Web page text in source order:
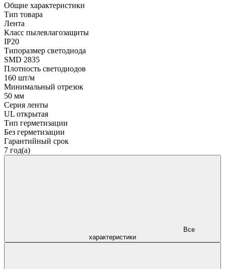
Общие характеристики
Тип товара
Лента
Класс пылевлагозащиты
IP20
Типоразмер светодиода
SMD 2835
Плотность светодиодов
160 шт/м
Минимальный отрезок
50 мм
Серия ленты
UL открытая
Тип герметизации
Без герметизации
Гарантийный срок
7 год(а)
характеристики